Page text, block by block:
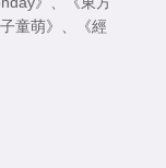
童萌》 、
《經